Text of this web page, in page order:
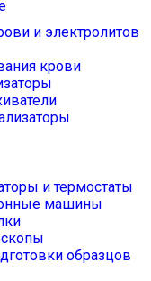
и электролитов
крови
и термостаты
машины
образцов